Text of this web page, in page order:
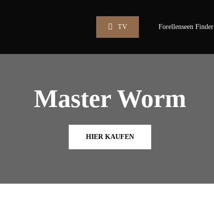
TV Forellenseen Finder
Master Worm
HIER KAUFEN